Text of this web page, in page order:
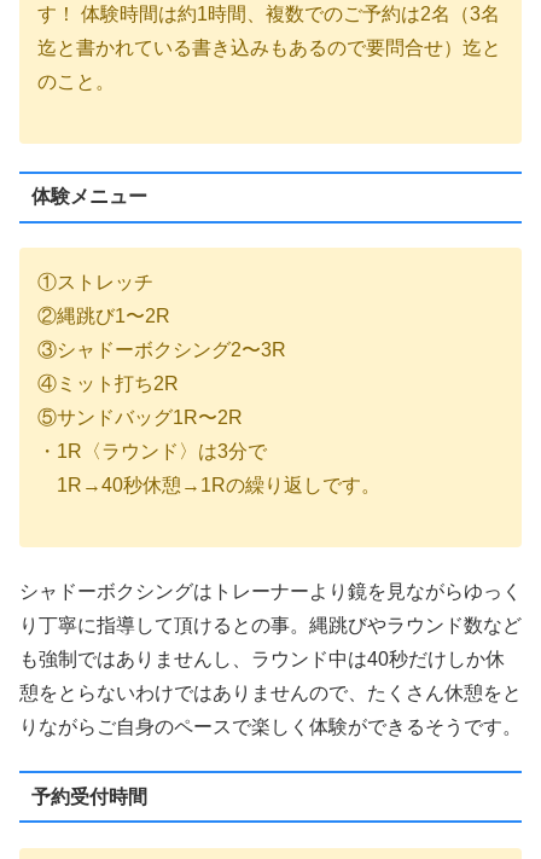
す！ 体験時間は約1時間、複数でのご予約は2名（3名
迄と書かれている書き込みもあるので要問合せ）迄と
のこと。
体験メニュー
①ストレッチ
②縄跳び1〜2R
③シャドーボクシング2〜3R
④ミット打ち2R
⑤サンドバッグ1R〜2R
・1R〈ラウンド〉は3分で
1R→40秒休憩→1Rの繰り返しです。
シャドーボクシングはトレーナーより鏡を見ながらゆっく
り丁寧に指導して頂けるとの事。縄跳びやラウンド数など
も強制ではありませんし、ラウンド中は40秒だけしか休
憩をとらないわけではありませんので、たくさん休憩をと
りながらご自身のペースで楽しく体験ができるそうです。
予約受付時間